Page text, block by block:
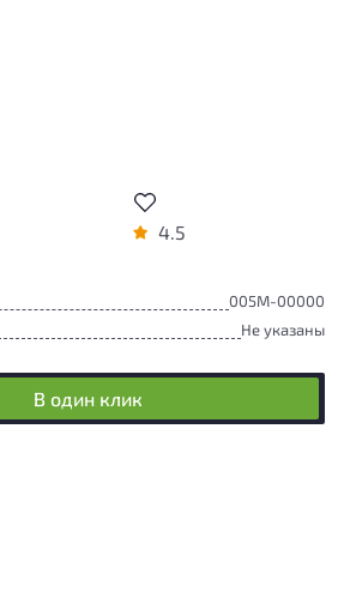
4.5
005М-00000
Не указаны
В один клик